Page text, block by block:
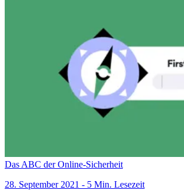
Das ABC der Online-Sicherheit
28. September 2021 - 5 Min. Lesezeit